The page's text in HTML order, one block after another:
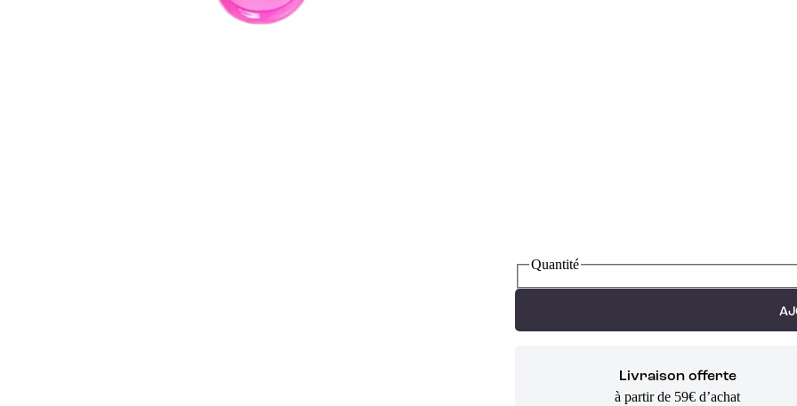
Quantité
Livraison offerte
à partir de 59€ d’achat